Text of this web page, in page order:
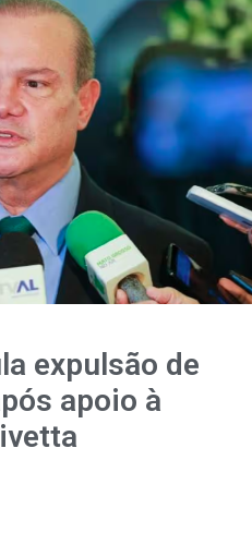
expulsão de
apoio à